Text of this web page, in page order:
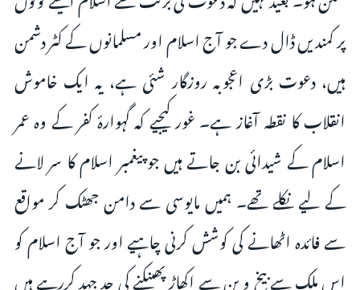
پر کمندیں ڈال دے جو آج اسلام اور مسلمانوں کے کٹر دشمن
ہیں، دعوت بڑی اعجوبہ روزگار شئی ہے، یہ ایک خاموش
انقلاب کا نقطہ آغاز ہے۔ غور کیجیے کہ گہوارۂ کفر کے وہ عمر
اسلام کے شیدائی بن جاتے ہیں جو پیغمبر اسلام کا سر لانے
کے لیے نکلے تھے۔ ہمیں مایوسی سے دامن جھٹک کر مواقع
سے فائدہ اٹھانے کی کوشش کرنی چاہیے اور جو آج اسلام کو
اس ملک سے بیخ و بن سے اکھاڑ پھینکنے کی جد جہد کررہے ہیں